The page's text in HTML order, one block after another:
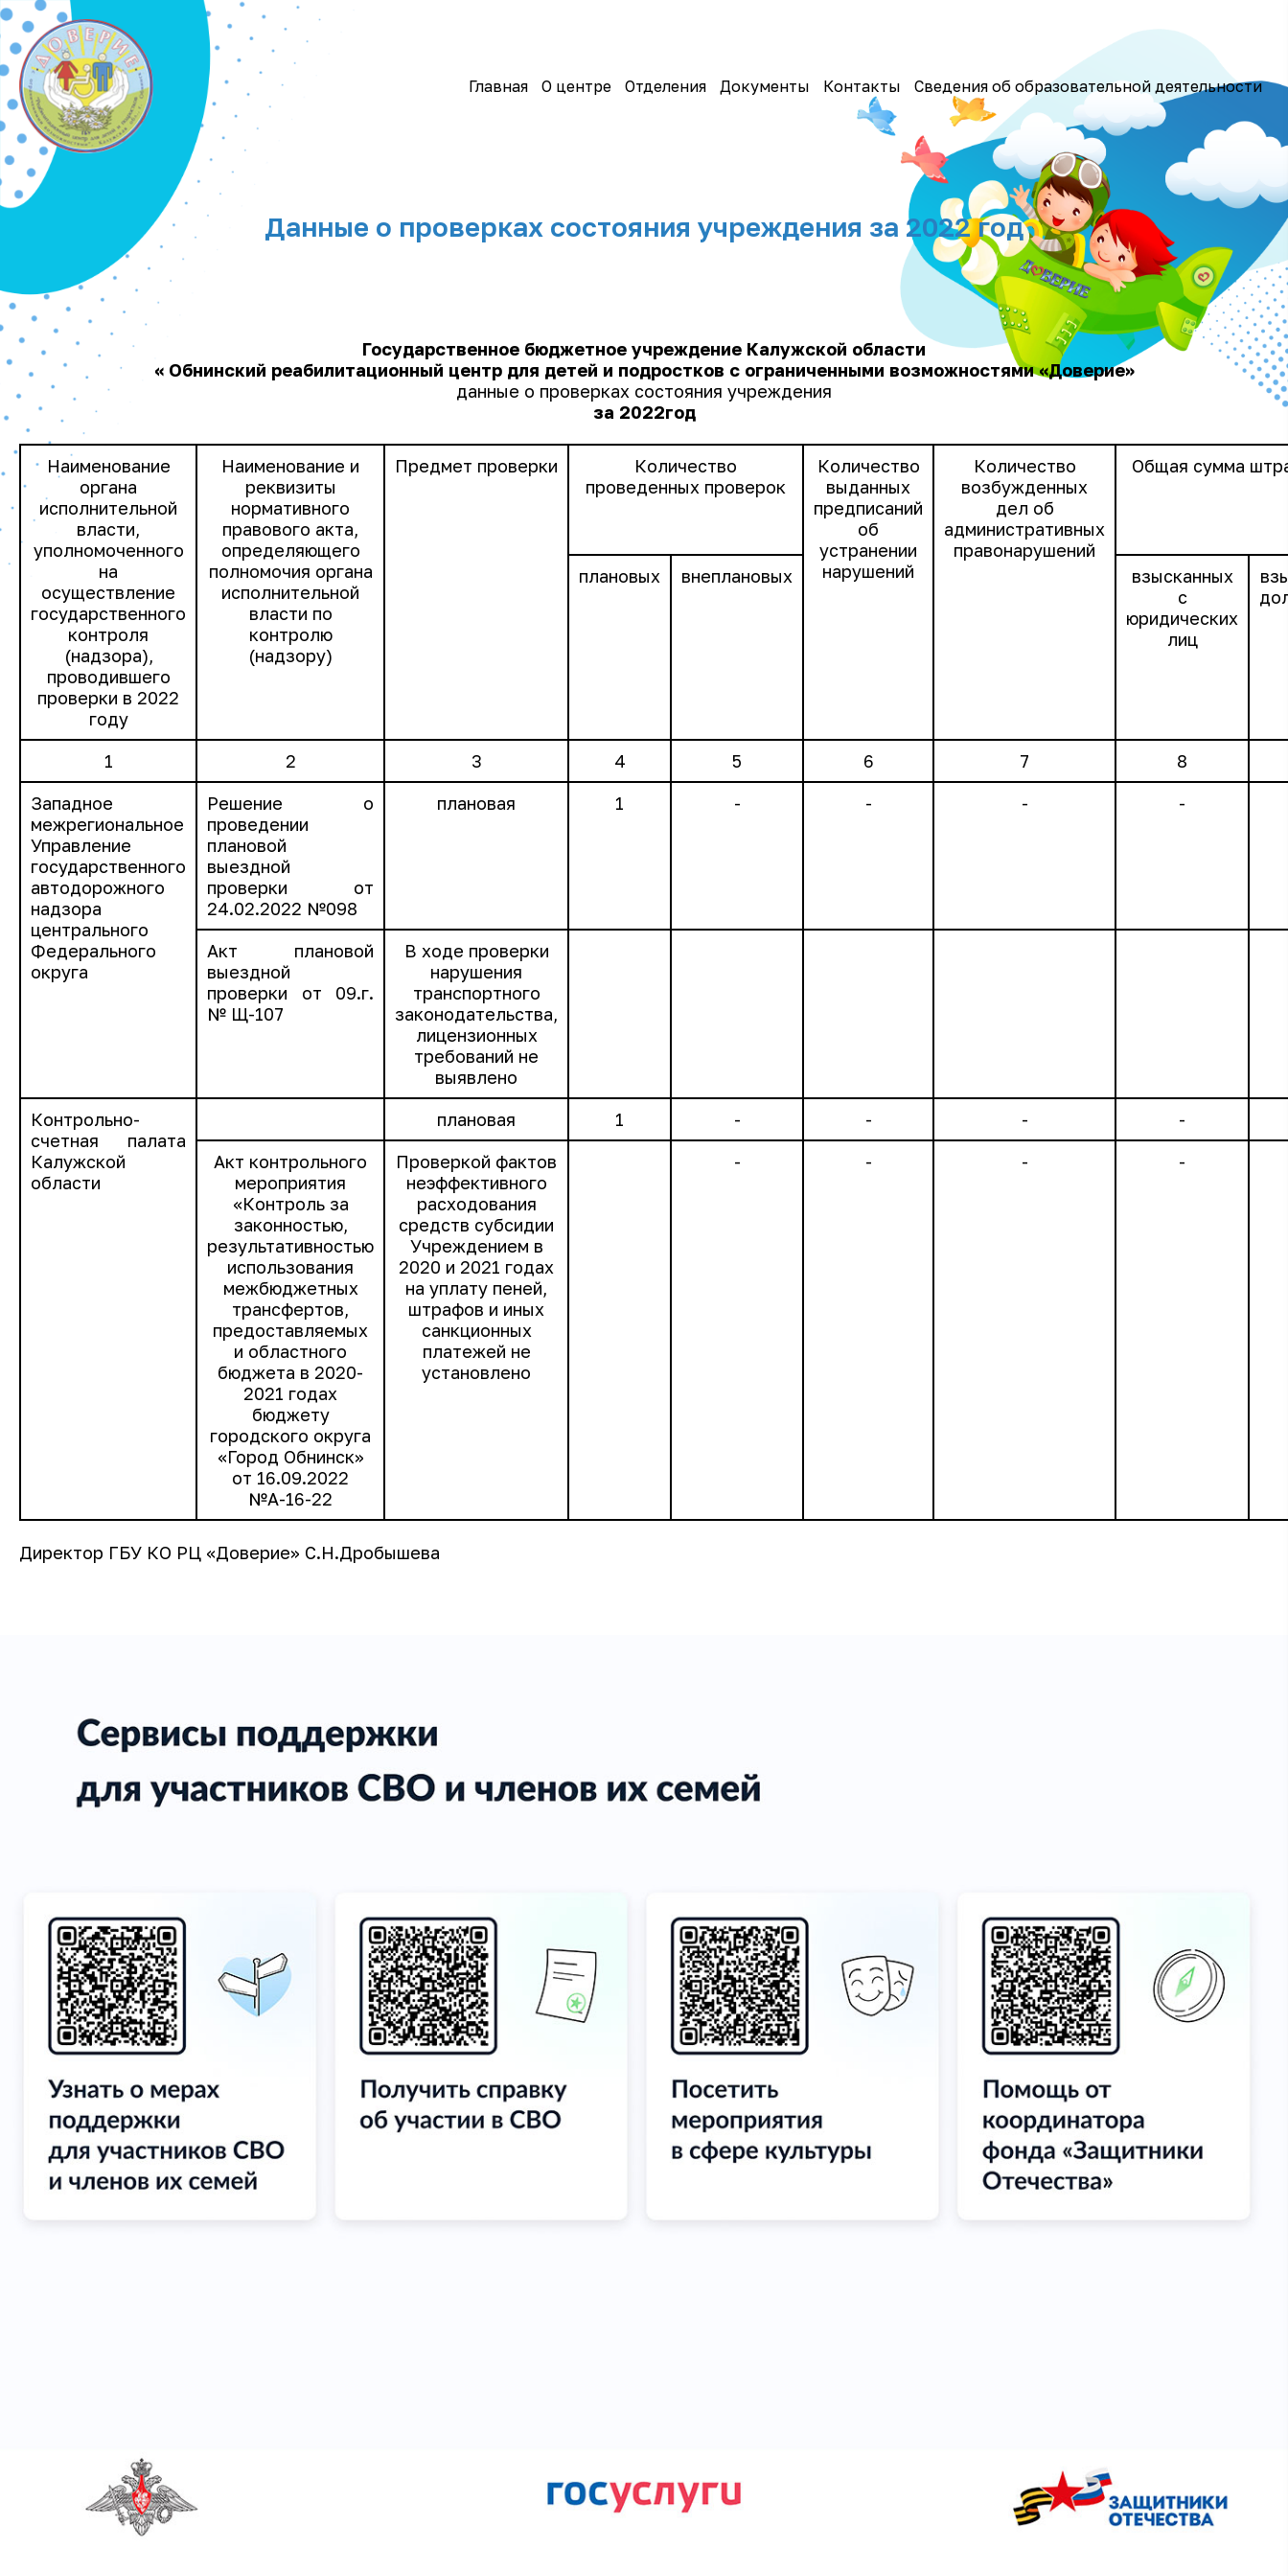
Главная О центре Отделения Документы Контакты Сведения об образовательной деятельности
Данные о проверках состояния учреждения за 2022 год
Государственное бюджетное учреждение Калужской области
« Обнинский реабилитационный центр для детей и подростков с ограниченными возможностями «Доверие»
данные о проверках состояния учреждения
за 2022год
Наименование
органа
исполнительной
власти,
уполномоченного
на
осуществление
государственного
контроля
(надзора),
проводившего
проверки в 2022
году
Наименование и
реквизиты
нормативного
правового акта,
определяющего
полномочия органа
исполнительной
власти по
контролю
(надзору)
Предмет проверки
Количество
проведенных проверок
Количество
выданных
предписаний
об
устранении
нарушений
Количество
возбужденных
дел об
административных
правонарушений
Общая сумма
плановых внеплановых
взысканных
с
юридических
лиц
1 2 3 4 5 6 7
8
Западное
межрегиональное
Управление
государственного
автодорожного
надзора
центрального
Федерального
округа
Решение о
проведении
плановой
выездной
проверки от
24.02.2022 №098
плановая 1 - - - -
Акт плановой
выездной
проверки от 09.г.
№ Щ-107
В ходе проверки
нарушения
транспортного
законодательства,
лицензионных
требований не
выявлено
Контрольно-
счетная палата
Калужской
области
плановая 1 - - -
-
Акт контрольного
мероприятия
«Контроль за
законностью,
результативностью
использования
межбюджетных
трансфертов,
предоставляемых
и областного
бюджета в 2020-
2021 годах
бюджету
городского округа
«Город Обнинск»
от 16.09.2022
№А-16-22
Проверкой фактов
неэффективного
расходования
средств субсидии
Учреждением в
2020 и 2021 годах
на уплату пеней,
штрафов и иных
санкционных
платежей не
установлено
- - - -
Директор ГБУ КО РЦ «Доверие» С.Н.Дробышева